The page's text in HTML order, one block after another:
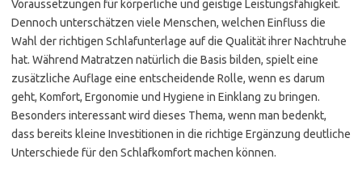
Voraussetzungen für körperliche und geistige Leistungsfähigkeit.
Dennoch unterschätzen viele Menschen, welchen Einfluss die
Wahl der richtigen Schlafunterlage auf die Qualität ihrer Nachtruhe
hat. Während Matratzen natürlich die Basis bilden, spielt eine
zusätzliche Auflage eine entscheidende Rolle, wenn es darum
geht, Komfort, Ergonomie und Hygiene in Einklang zu bringen.
Besonders interessant wird dieses Thema, wenn man bedenkt,
dass bereits kleine Investitionen in die richtige Ergänzung deutliche
Unterschiede für den Schlafkomfort machen können.